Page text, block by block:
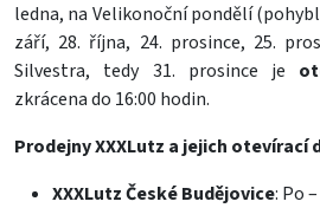
ledna, na Velikonoční pondělí
září, 28. října, 24. prosince, 25.
Silvestra, tedy 31. prosince je
zkrácena do 16:00 hodin.
Prodejny XXXLutz a jejich otevírací
XXXLutz České Budějovice: Po